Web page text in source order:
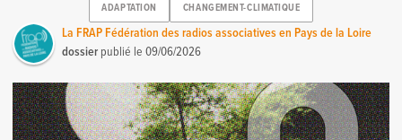
ADAPTATION CHANGEMENT-CLIMATIQUE
La FRAP Fédération des radios associatives en Pays de la Loire
dossier publié le09/06/2026